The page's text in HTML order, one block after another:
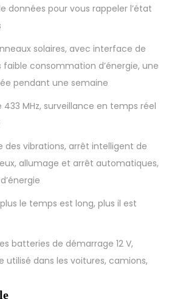
données pour vous rappeler l’état
solaires, avec interface de
consommation d’énergie, une
pendant une semaine
433 MHz, surveillance en temps réel
des vibrations, arrêt intelligent de
allumage et arrêt automatiques,
le temps est long, plus il est
batteries de démarrage 12 V,
utilisé dans les voitures, camions,